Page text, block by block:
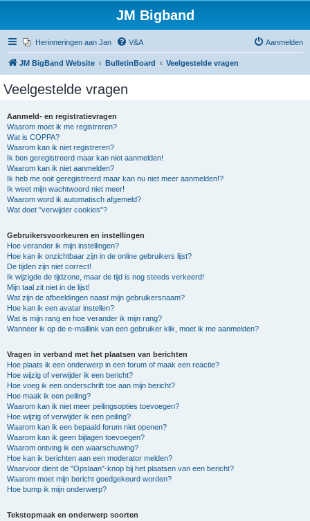
JM Bigband
Herinneringen aan Jan V&A Aanmelden
JM BigBand Website BulletinBoard Veelgestelde vragen
Veelgestelde vragen
Aanmeld- en registratievragen
Waarom moet ik me registreren?
Wat is COPPA?
Waarom kan ik niet registreren?
Ik ben geregistreerd maar kan niet aanmelden!
Waarom kan ik niet aanmelden?
Ik heb me ooit geregistreerd maar kan nu niet meer aanmelden!?
Ik weet mijn wachtwoord niet meer!
Waarom word ik automatisch afgemeld?
Wat doet "verwijder cookies"?
Gebruikersvoorkeuren en instellingen
Hoe verander ik mijn instellingen?
Hoe kan ik onzichtbaar zijn in de online gebruikers lijst?
De tijden zijn niet correct!
Ik wijzigde de tijdzone, maar de tijd is nog steeds verkeerd!
Mijn taal zit niet in de lijst!
Wat zijn de afbeeldingen naast mijn gebruikersnaam?
Hoe kan ik een avatar instellen?
Wat is mijn rang en hoe verander ik mijn rang?
Wanneer ik op de e-maillink van een gebruiker klik, moet ik me aanmelden?
Vragen in verband met het plaatsen van berichten
Hoe plaats ik een onderwerp in een forum of maak een reactie?
Hoe wijzig of verwijder ik een bericht?
Hoe voeg ik een onderschrift toe aan mijn bericht?
Hoe maak ik een peiling?
Waarom kan ik niet meer peilingsopties toevoegen?
Hoe wijzig of verwijder ik een peiling?
Waarom kan ik een bepaald forum niet openen?
Waarom kan ik geen bijlagen toevoegen?
Waarom ontving ik een waarschuwing?
Hoe kan ik berichten aan een moderator melden?
Waarvoor dient de "Opslaan"-knop bij het plaatsen van een bericht?
Waarom moet mijn bericht goedgekeurd worden?
Hoe bump ik mijn onderwerp?
Tekstopmaak en onderwerp soorten